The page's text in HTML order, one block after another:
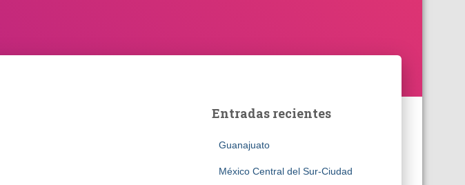
Entradas recientes
Guanajuato
México Central del Sur-Ciudad